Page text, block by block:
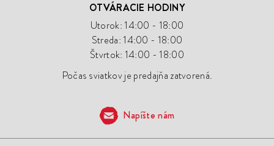
OTVÁRACIE HODINY
Utorok: 14:00 - 18:00
Streda: 14:00 - 18:00
Štvrtok: 14:00 - 18:00
Počas sviatkov je predajňa zatvorená.
Napíšte nám